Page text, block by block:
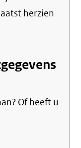
herzien
Of heeft u